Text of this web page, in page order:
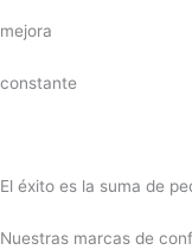
mejora
constante
El éxito es la suma de
Nuestras marcas de